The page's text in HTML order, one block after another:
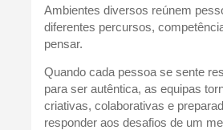
Ambientes diversos reúnem
diferentes percursos,
pensar.
Quando cada pessoa se sente
para ser autêntica, as equipas
criativas, colaborativas e
responder aos desafios de um